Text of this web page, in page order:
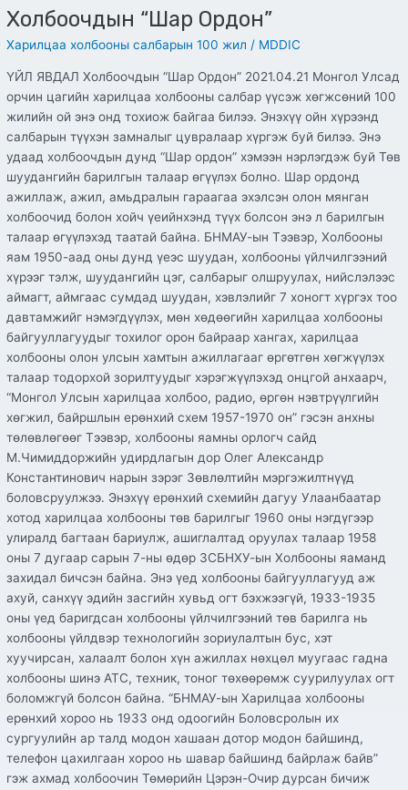
Холбоочдын “Шар Ордон”
Харилцаа холбооны салбарын 100 жил / MDDIC
ҮЙЛ ЯВДАЛ Холбоочдын “Шар Ордон” 2021.04.21 Монгол Улсад
орчин цагийн харилцаа холбооны салбар үүсэж хөгжсөний 100
жилийн ой энэ онд тохиож байгаа билээ. Энэхүү ойн хүрээнд
салбарын түүхэн замналыг цувралаар хүргэж буй билээ. Энэ
удаад холбоочдын дунд “Шар ордон” хэмээн нэрлэгдэж буй Төв
шуудангийн барилгын талаар өгүүлэх болно. Шар ордонд
ажиллаж, ажил, амьдралын гараагаа эхэлсэн олон мянган
холбоочид болон хойч үеийнхэнд түүх болсон энэ л барилгын
талаар өгүүлэхэд таатай байна. БНМАУ-ын Тээвэр, Холбооны
яам 1950-аад оны дунд үеэс шуудан, холбооны үйлчилгээний
хүрээг тэлж, шуудангийн цэг, салбарыг олшруулах, нийслэлээс
аймагт, аймгаас сумдад шуудан, хэвлэлийг 7 хоногт хүргэх тоо
давтамжийг нэмэгдүүлэх, мөн хөдөөгийн харилцаа холбооны
байгууллагуудыг тохилог орон байраар хангах, харилцаа
холбооны олон улсын хамтын ажиллагааг өргөтгөн хөгжүүлэх
талаар тодорхой зорилтуудыг хэрэгжүүлэхэд онцгой анхаарч,
“Монгол Улсын харилцаа холбоо, радио, өргөн нэвтрүүлгийн
хөгжил, байршлын ерөнхий схем 1957-1970 он” гэсэн анхны
төлөвлөгөөг Тээвэр, холбооны яамны орлогч сайд
М.Чимиддоржийн удирдлагын дор Олег Александр
Константинович нарын зэрэг Зөвлөлтийн мэргэжилтнүүд
боловсруулжээ. Энэхүү ерөнхий схемийн дагуу Улаанбаатар
хотод харилцаа холбооны төв барилгыг 1960 оны нэгдүгээр
улиралд багтаан бариулж, ашиглалтад оруулах талаар 1958
оны 7 дугаар сарын 7-ны өдөр ЗСБНХУ-ын Холбооны яаманд
захидал бичсэн байна. Энэ үед холбооны байгууллагууд аж
ахуй, санхүү эдийн засгийн хувьд огт бэхжээгүй, 1933-1935
оны үед баригдсан холбооны үйлчилгээний төв барилга нь
холбооны үйлдвэр технологийн зориулалтын бус, хэт
хуучирсан, халаалт болон хүн ажиллах нөхцөл муугаас гадна
холбооны шинэ АТС, техник, тоног төхөөрөмж суурилуулах огт
боломжгүй болсон байна. “БНМАУ-ын Харилцаа холбооны
ерөнхий хороо нь 1933 онд одоогийн Боловсролын их
сургуулийн ар талд модон хашаан дотор модон байшинд,
телефон цахилгаан хороо нь шавар байшинд байрлаж байв”
гэж ахмад холбоочин Төмөрийн Цэрэн-Очир дурсан бичиж